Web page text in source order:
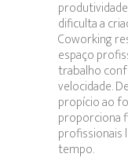
dificulta a
Coworking
espaço
trabalho
velocidade.
propício ao
proporciona
profissionais
tempo.